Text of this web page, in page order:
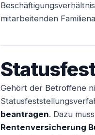
mitarbeitenden
Gehört der Betroffene
beantragen. Dazu
Rentenversicherung